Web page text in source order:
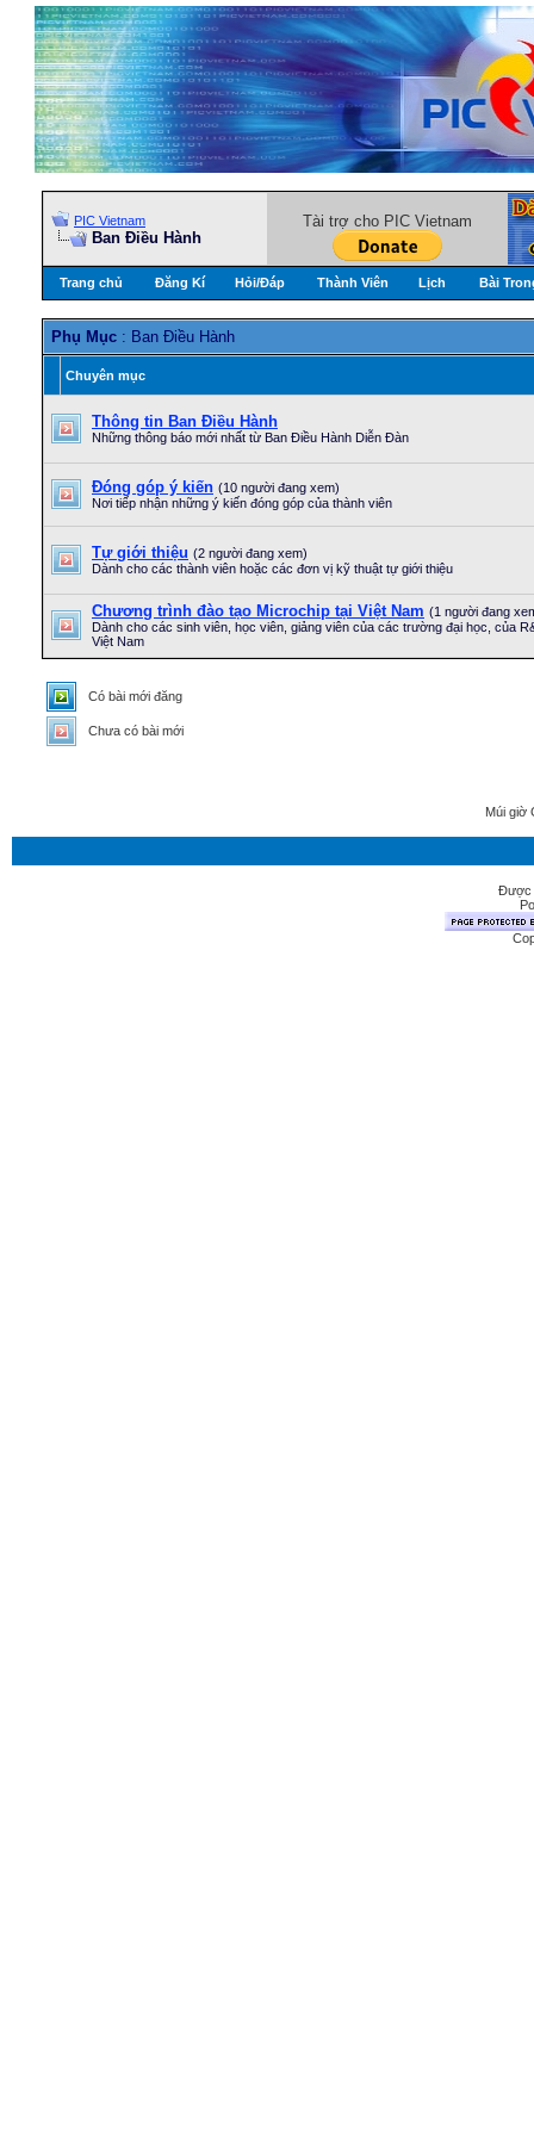
PIC Vietnam
Ban Điều Hành
Tài trợ cho PIC Vietnam
Trang chủ Đăng Kí Hỏi/Ðáp Thành Viên Lịch Bài
Phụ Mục : Ban Điều Hành
Chuyên mục
Thông tin Ban Điều Hành
Những thông báo mới nhất từ Ban Điều Hành Diễn Đàn
Đóng góp ý kiến (10 người đang xem)
Nơi tiếp nhận những ý kiến đóng góp của thành viên
Tự giới thiệu (2 người đang xem)
Dành cho các thành viên hoặc các đơn vị kỹ thuật tự giới thiệu
Chương trình đào tạo Microchip tại Việt Nam (1 người đang
Dành cho các sinh viên, học viên, giảng viên của các trường đại học, của
Việt Nam
Có bài mới đăng
Chưa có bài mới
Múi giờ
Được